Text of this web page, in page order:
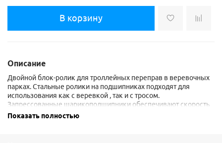
В корзину
Описание
Двойной блок-ролик для троллейных переправ в веревочных
парках. Стальные ролики на подшипниках подходят для
использования как с веревкой , так и с тросом.
Запрессованные шарикоподшипники обеспечивают скорость
и эффективность независимо от веса пользователя,
Показать полностью